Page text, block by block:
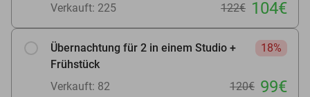
Verkauft: 225 122€ 104€
Übernachtung für 2 in einem Studio +
Frühstück
18%
Verkauft: 82 120€ 99€